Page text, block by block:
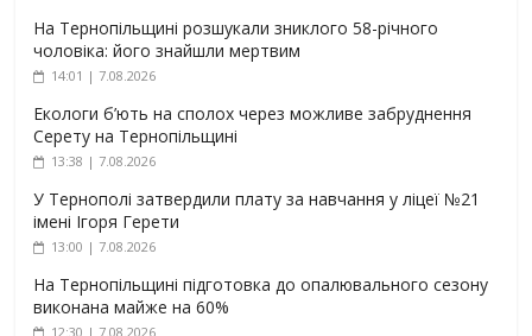
На Тернопільщині розшукали зниклого 58-річного
чоловіка: його знайшли мертвим
14:01 | 7.08.2026
Екологи б’ють на сполох через можливе забруднення
Серету на Тернопільщині
13:38 | 7.08.2026
У Тернополі затвердили плату за навчання у ліцеї №21
імені Ігоря Герети
13:00 | 7.08.2026
На Тернопільщині підготовка до опалювального сезону
виконана майже на 60%
12:30 | 7.08.2026